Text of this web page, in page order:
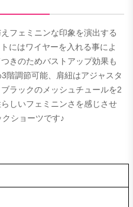
フェミニンな印象を演出する
にはワイヤーを入れる事によ
きのためバストアップ効果も
階調節可能、肩紐はアジャスタ
ラックのメッシュチュールを2
しいフェミニンさを感じさせ
ショーツです♪